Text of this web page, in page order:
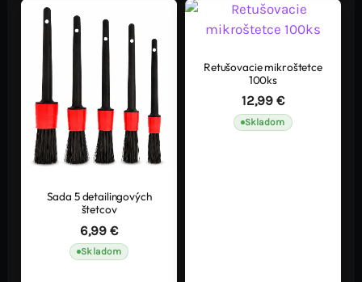
Sada 5 detailingových
štetcov
6,99€
Skladom
Retušovacie mikroštetce
100ks
12,99 €
Skladom